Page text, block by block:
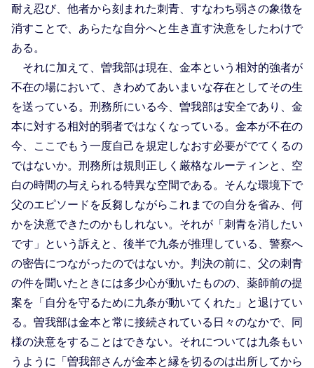
耐え忍び、他者から刻まれた刺青、すなわち弱さの象徴を
消すことで、あらたな自分へと生き直す決意をしたわけで
ある。
それに加えて、曽我部は現在、金本という相対的強者が
不在の場において、きわめてあいまいな存在としてその生
を送っている。刑務所にいる今、曽我部は安全であり、金
本に対する相対的弱者ではなくなっている。金本が不在の
今、ここでもう一度自己を規定しなおす必要がでてくるの
ではないか。刑務所は規則正しく厳格なルーティンと、空
白の時間の与えられる特異な空間である。そんな環境下で
父のエピソードを反芻しながらこれまでの自分を省み、何
かを決意できたのかもしれない。それが「刺青を消したい
です」という訴えと、後半で九条が推理している、警察へ
の密告につながったのではないか。判決の前に、父の刺青
の件を聞いたときには多少心が動いたものの、薬師前の提
案を「自分を守るために九条が動いてくれた」と退けてい
る。曽我部は金本と常に接続されている日々のなかで、同
様の決意をすることはできない。それについては九条もい
うように「曽我部さんが金本と縁を切るのは出所してから